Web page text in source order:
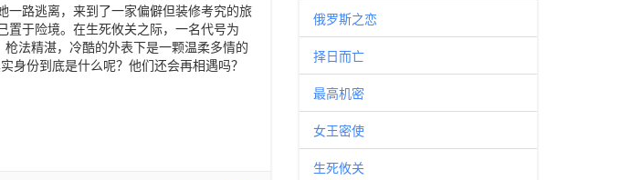
一路逃离，来到了一家偏僻但装修考究的旅
置于险境。在生死攸关之际，一名代号为
法精湛，冷酷的外表下是一颗温柔多情的
身份到底是什么呢？他们还会再相遇吗？
俄罗斯之恋
择日而亡
最高机密
女王密使
生死攸关